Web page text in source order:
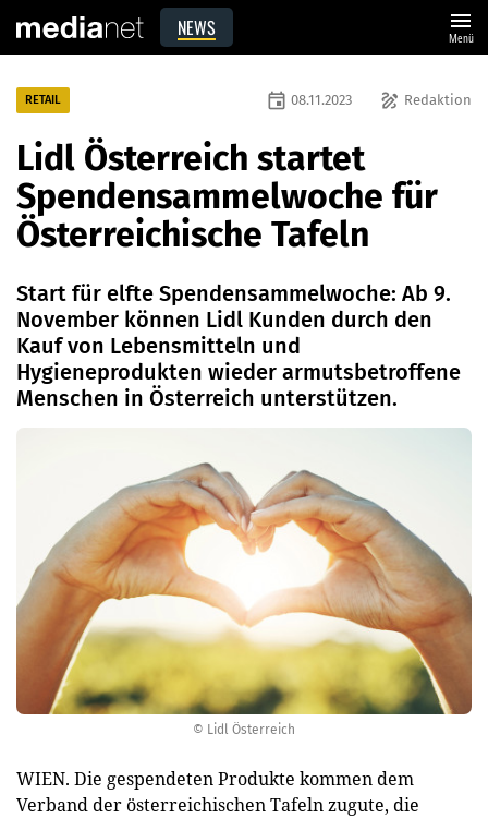
NEWS menu
Menü
© Lidl Österreich
RETAIL draw Redaktion
event 08.11.2023
Lidl Österreich startet
Spendensammelwoche für
Österreichische Tafeln
Start für elfte Spendensammelwoche: Ab 9.
November können Lidl Kunden durch den
Kauf von Lebensmitteln und
Hygieneprodukten wieder armutsbetroffene
Menschen in Österreich unterstützen.
WIEN. Die gespendeten Produkte kommen dem
Verband der österreichischen Tafeln zugute, die